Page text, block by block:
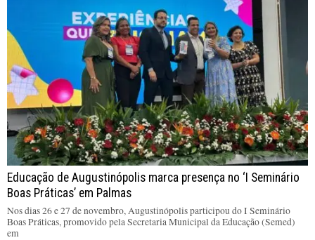
Educação de Augustinópolis marca presença no ‘I Seminário
Boas Práticas’ em Palmas
Nos dias 26 e 27 de novembro, Augustinópolis participou do I Seminário
Boas Práticas, promovido pela Secretaria Municipal da Educação (Semed)
em